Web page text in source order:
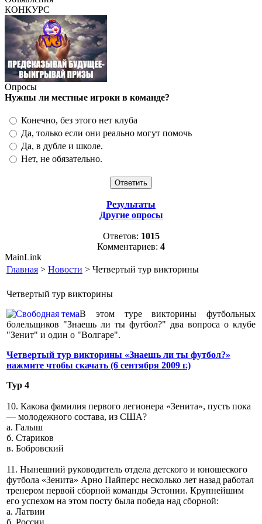
КОНКУРС
Опросы
Нужны ли местные игроки в команде?
Конечно, без этого нет клуба
Да, только если они реально могут помочь
Да, в дубле и школе.
Нет, не обязательно.
Результаты
Другие опросы
Ответов: 1015
Комментариев: 4
MainLink
Главная > Новости > Четвертый тур викторины
Четвертый тур викторины
В этом туре викторины футбольных
болельщиков "Знаешь ли ты футбол?" два вопроса о клубе
"Зенит" и один о "Волгаре".
Четвертый тур викторины «Знаешь ли ты футбол?»
нажмите чтобы скачать (6 сентября 2009 г.)
Тур 4
10. Какова фамилия первого легионера «Зенита», пусть пока
— молодежного состава, из США?
а. Галыш
б. Стариков
в. Бобровский
11. Нынешний руководитель отдела детского и юношеского
футбола «Зенита» Арно Пайперс несколько лет назад работал
тренером первой сборной команды Эстонии. Крупнейшим
его успехом на этом посту была победа над сборной:
а. Латвии
б. России